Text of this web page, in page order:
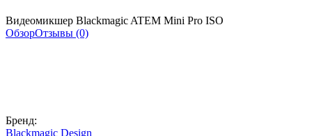
Видеомикшер Blackmagic ATEM Mini Pro ISO
ОбзорОтзывы (0)
Бренд:
Blackmagic Design